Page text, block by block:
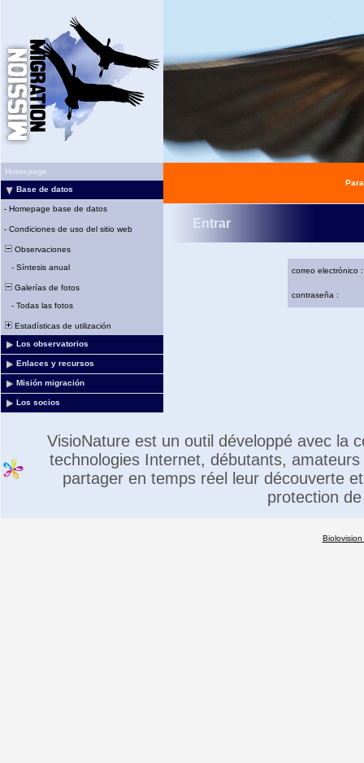
Homepage
Base de datos
- Homepage base de datos
- Condiciones de uso del sitio web
Observaciones
- Síntesis anual
Galerías de fotos
- Todas las fotos
Estadísticas de utilización
Los observatorios
Enlaces y recursos
Misión migración
Los socios
Entrar
correo electrónico :
contraseña :
VisioNature est un outil développé avec la
technologies Internet, débutants,
partager en temps réel leur découverte
protection
Biolovision